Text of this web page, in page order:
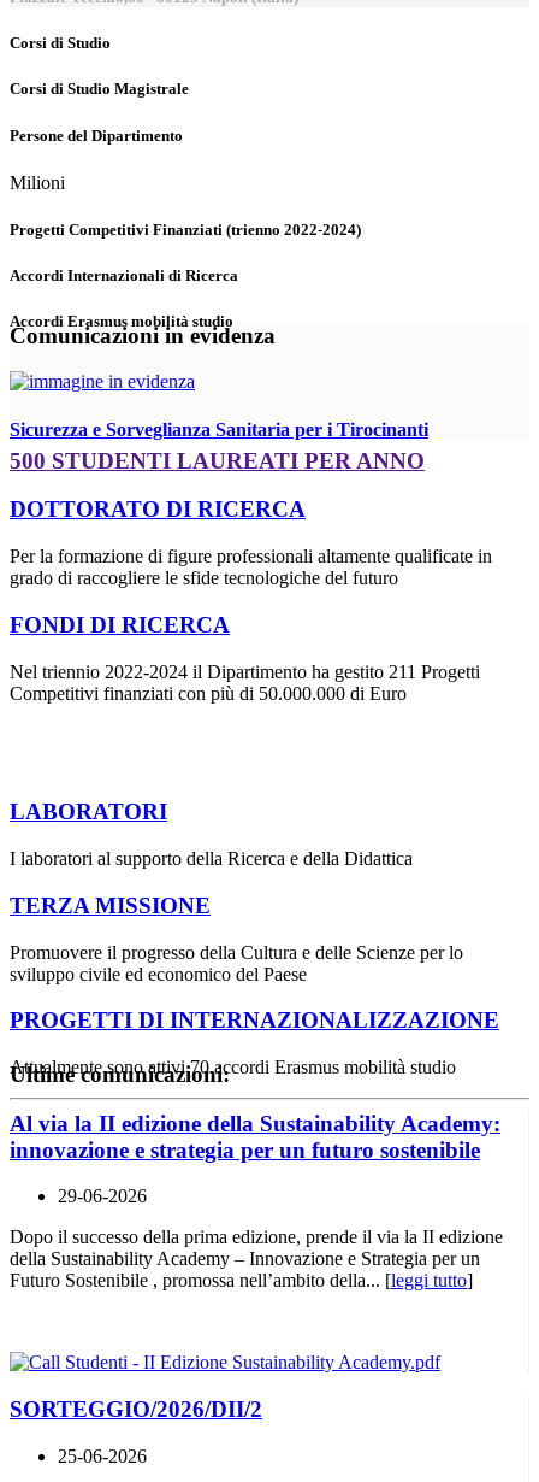
Corsi di Studio
Corsi di Studio Magistrale
Persone del Dipartimento
Milioni
Progetti Competitivi Finanziati (trienno 2022-2024)
Accordi Internazionali di Ricerca
Accordi Erasmus mobilità studio
Comunicazioni in evidenza
Sicurezza e Sorveglianza Sanitaria per i Tirocinanti
500 STUDENTI LAUREATI PER ANNO
DOTTORATO DI RICERCA
Per la formazione di figure professionali altamente qualificate in
grado di raccogliere le sfide tecnologiche del futuro
FONDI DI RICERCA
Nel triennio 2022-2024 il Dipartimento ha gestito 211 Progetti
Competitivi finanziati con più di 50.000.000 di Euro
LABORATORI
I laboratori al supporto della Ricerca e della Didattica
TERZA MISSIONE
Promuovere il progresso della Cultura e delle Scienze per lo
sviluppo civile ed economico del Paese
PROGETTI DI INTERNAZIONALIZZAZIONE
Attualmente sono attivi 70 accordi Erasmus mobilità studio
Ultime comunicazioni:
Al via la II edizione della Sustainability Academy:
innovazione e strategia per un futuro sostenibile
29-06-2026
Dopo il successo della prima edizione, prende il via la II edizione
della Sustainability Academy – Innovazione e Strategia per un
Futuro Sostenibile , promossa nell’ambito della... [leggi tutto]
SORTEGGIO/2026/DII/2
25-06-2026